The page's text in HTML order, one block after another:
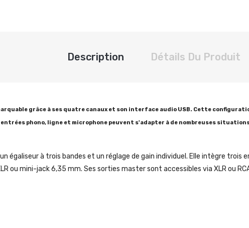
Description Détails Du Produit
grâce à ses quatre canaux et son interface audio USB. Cette
phono, ligne et microphone peuvent s'adapter à de nombreuses
égaliseur à trois bandes et un réglage de gain individuel. Elle intègre trois
ou mini-jack 6,35 mm. Ses sorties master sont accessibles via XLR ou